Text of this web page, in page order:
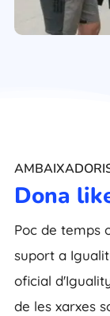
Dona
Poc de temps
suport a
oficial
de les xarxes